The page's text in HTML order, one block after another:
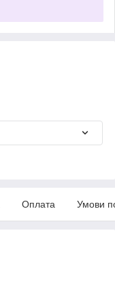
Оплата Умови